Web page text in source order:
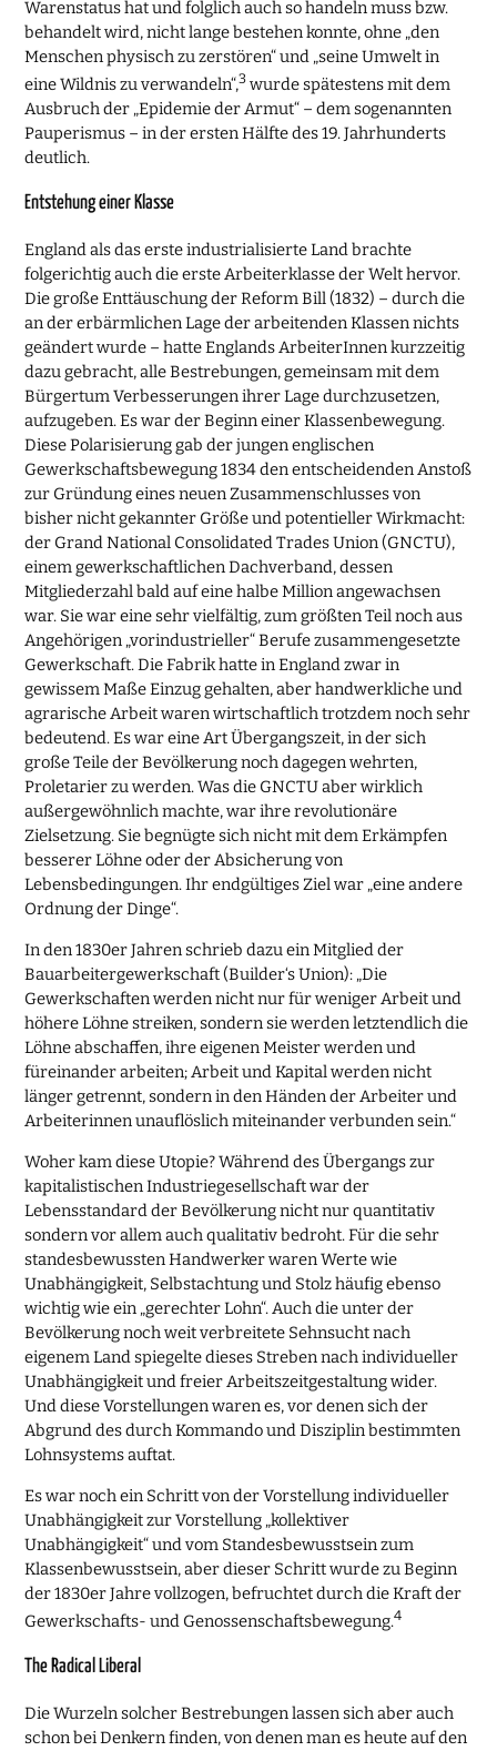
Warenstatus hat und folglich auch so handeln muss bzw.
behandelt wird, nicht lange bestehen konnte, ohne „den
Menschen physisch zu zerstören“ und „seine Umwelt in
eine Wildnis zu verwandeln“,3 wurde spätestens mit dem
Ausbruch der „Epidemie der Armut“ – dem sogenannten
Pauperismus – in der ersten Hälfte des 19. Jahrhunderts
deutlich.
Entstehung einer Klasse
England als das erste industrialisierte Land brachte
folgerichtig auch die erste Arbeiterklasse der Welt hervor.
Die große Enttäuschung der Reform Bill (1832) – durch die
an der erbärmlichen Lage der arbeitenden Klassen nichts
geändert wurde – hatte Englands ArbeiterInnen kurzzeitig
dazu gebracht, alle Bestrebungen, gemeinsam mit dem
Bürgertum Verbesserungen ihrer Lage durchzusetzen,
aufzugeben. Es war der Beginn einer Klassenbewegung.
Diese Polarisierung gab der jungen englischen
Gewerkschaftsbewegung 1834 den entscheidenden Anstoß
zur Gründung eines neuen Zusammenschlusses von
bisher nicht gekannter Größe und potentieller Wirkmacht:
der Grand National Consolidated Trades Union (GNCTU),
einem gewerkschaftlichen Dachverband, dessen
Mitgliederzahl bald auf eine halbe Million angewachsen
war. Sie war eine sehr vielfältig, zum größten Teil noch aus
Angehörigen „vorindustrieller“ Berufe zusammengesetzte
Gewerkschaft. Die Fabrik hatte in England zwar in
gewissem Maße Einzug gehalten, aber handwerkliche und
agrarische Arbeit waren wirtschaftlich trotzdem noch sehr
bedeutend. Es war eine Art Übergangszeit, in der sich
große Teile der Bevölkerung noch dagegen wehrten,
Proletarier zu werden. Was die GNCTU aber wirklich
außergewöhnlich machte, war ihre revolutionäre
Zielsetzung. Sie begnügte sich nicht mit dem Erkämpfen
besserer Löhne oder der Absicherung von
Lebensbedingungen. Ihr endgültiges Ziel war „eine andere
Ordnung der Dinge“.
In den 1830er Jahren schrieb dazu ein Mitglied der
Bauarbeitergewerkschaft (Builder‘s Union): „Die
Gewerkschaften werden nicht nur für weniger Arbeit und
höhere Löhne streiken, sondern sie werden letztendlich die
Löhne abschaffen, ihre eigenen Meister werden und
füreinander arbeiten; Arbeit und Kapital werden nicht
länger getrennt, sondern in den Händen der Arbeiter und
Arbeiterinnen unauflöslich miteinander verbunden sein.“
Woher kam diese Utopie? Während des Übergangs zur
kapitalistischen Industriegesellschaft war der
Lebensstandard der Bevölkerung nicht nur quantitativ
sondern vor allem auch qualitativ bedroht. Für die sehr
standesbewussten Handwerker waren Werte wie
Unabhängigkeit, Selbstachtung und Stolz häufig ebenso
wichtig wie ein „gerechter Lohn“. Auch die unter der
Bevölkerung noch weit verbreitete Sehnsucht nach
eigenem Land spiegelte dieses Streben nach individueller
Unabhängigkeit und freier Arbeitszeitgestaltung wider.
Und diese Vorstellungen waren es, vor denen sich der
Abgrund des durch Kommando und Disziplin bestimmten
Lohnsystems auftat.
Es war noch ein Schritt von der Vorstellung individueller
Unabhängigkeit zur Vorstellung „kollektiver
Unabhängigkeit“ und vom Standesbewusstsein zum
Klassenbewusstsein, aber dieser Schritt wurde zu Beginn
der 1830er Jahre vollzogen, befruchtet durch die Kraft der
Gewerkschafts- und Genossenschaftsbewegung.4
The Radical Liberal
Die Wurzeln solcher Bestrebungen lassen sich aber auch
schon bei Denkern finden, von denen man es heute auf den